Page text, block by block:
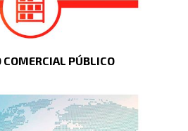
COMERCIAL PÚBLICO